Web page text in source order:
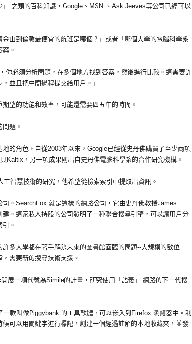
之類的百科知識，Google、MSN 、Ask Jeeves等公司已經可以
山到倫敦最便宜的航班是哪個？」或者「哪個大學的電腦科學系
。
你必須分析問題，在多個地方找到答案，然後進行比較。這需要許
並且把中間過程提交給用戶。」
望的功能和效率，可能還需要四五年的時間。
題。
的角色。自從2003年以來，Google已經從史丹佛購買了至少兩項
Kaltix，另一項成果則出自史丹佛電腦科學系的合作研究機構。
工智慧技術的研究，他希望從檢索索引中提取出資訊。
。SearchFox 就是這樣的網路公司，它由史丹佛教授James
。這家私人持股的公司發明了一種聯合搜尋引擎，可以讓用戶分
。
多大學都在著手解決未來的圖書館面臨的問題--大規模的數位
需要新的搜尋技術支援。
展一項代號為Simile的計畫，研究使用「語義」 網路的下一代搜
款叫做Piggybank 的工具軟體，可以嵌入到Firefox 瀏覽器中。利
可以用關鍵字進行標記，創建一個經過註解的本地收藏夾，並發